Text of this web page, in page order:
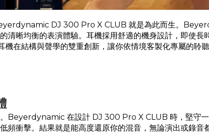
DJ 300 Pro X CLUB 就是為此而生。
清晰均衡的表演體驗。耳機採用舒適的機身設計，即使
在結構與聲學的雙重創新，讓你依情境客製化專屬的聆
。Beyerdynamic 在設計 DJ 300 Pro X CLUB 時，堅守
頻衝擊。結果就是能高度還原你的混音，無論演出或錄